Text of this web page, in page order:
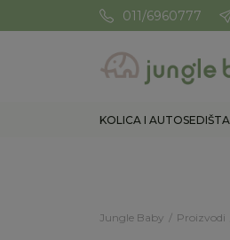
011/6960777
KOLICA I AUTOSEDIŠTA
Jungle Baby Proizvodi